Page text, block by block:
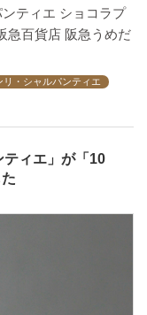
ティエ ショコラプ
急百貨店 阪急うめだ
リ・シャルパンティエ
ティエ」が「10